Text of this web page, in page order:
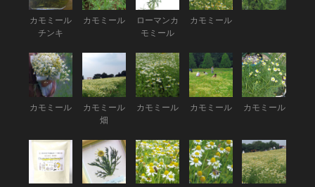
カモミール
チンキ
カモミール
ローマンカ
モミール
カモミール
カモミール
カモミール
畑
カモミール カモミール カモミール